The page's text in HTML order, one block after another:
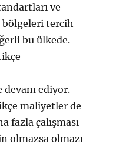
ve
bölgeleri tercih
bu ülkede.
devam ediyor.
maliyetler de
fazla çalışması
olmazsa olmazı